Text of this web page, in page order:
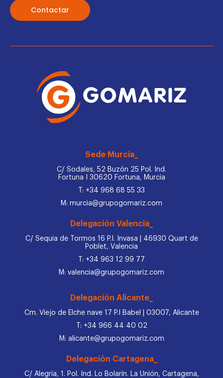
Contactar
Sede Murcia_
C/ Sodales, 52 Buzón 25 Pol. Ind.
Fortuna I 30620 Fortuna, Murcia
T: +34 968 68 55 33
M: murcia@grupogomariz.com
Delegación Valencia_
C/ Sequia de Tormos 16 P.I. Invasa | 46930 Quart de
Poblet, Valencia
T: +34 963 12 99 77
M: valencia@grupogomariz.com
Delegación Alicante_
Cm. Viejo de Elche nave 17 P.I Babel | 03007, Alicante
T: +34 966 44 40 02
M: alicante@grupogomariz.com
Delegación Cartagena_
C/ Alegría, 1. Pol. Ind. Lo Bolarín. La Unión, Cartagena,